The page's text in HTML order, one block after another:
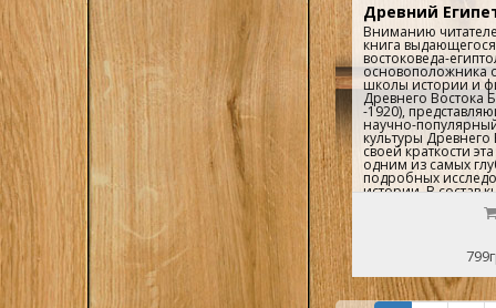
Древний
Вниманию
книга
востоковеда-
основоположника
школы истории и
Древнего Востока
-1920),
научно-
культуры Древнего
своей краткости
одним из самых
подробных
истории. В состав
глава, посвященная
преподавателям и
исторических
также широкому
древней истории...